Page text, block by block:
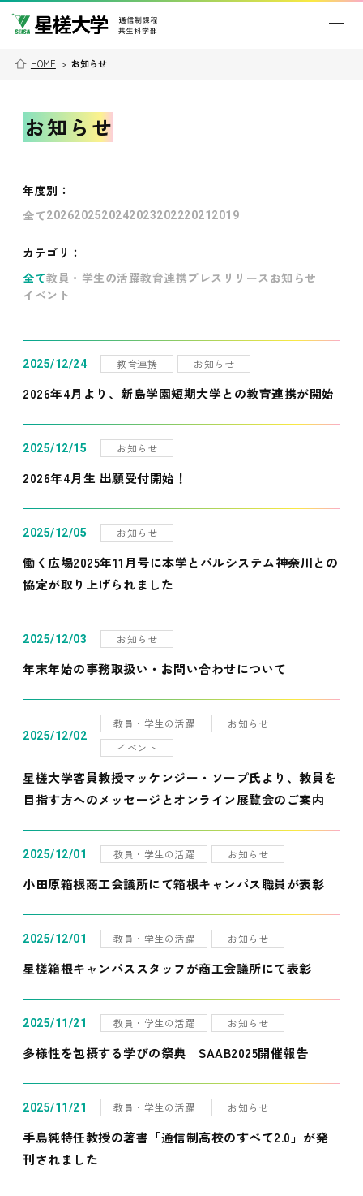
HOME > お知らせ
お知らせ
年度別 ：
全て202620252024202320222021 2019
カテゴリ：
全て教員・学生の活躍教育連携プレスリリース お知らせ
イベント
2025/12/24 教育連携 お知らせ
2026年4月より、新島学園短期大学との教育連携が開始
2025/12/15 お知らせ
2026年4月生 出願受付開始！
2025/12/05 お知らせ
働く広場2025年11月号に本学とパルシステム神奈川との
協定が取り上げられました
2025/12/03 お知らせ
年末年始の事務取扱い・お問い合わせについて
2025/12/02
教員・学生の活躍
お知らせ
イベント
星槎大学客員教授マッケンジー・ソープ氏より、教員を
目指す方へのメッセージとオンライン展覧会のご案内
2025/12/01 教員・学生の活躍 お知らせ
小田原箱根商工会議所にて箱根キャンパス職員が表彰
2025/12/01 教員・学生の活躍 お知らせ
星槎箱根キャンパススタッフが商工会議所にて表彰
2025/11/21 教員・学生の活躍 お知らせ
多様性を包摂する学びの祭典 SAAB2025開催報告
2025/11/21 教員・学生の活躍 お知らせ
手島純特任教授の著書「通信制高校のすべて2.0」が発
刊されました